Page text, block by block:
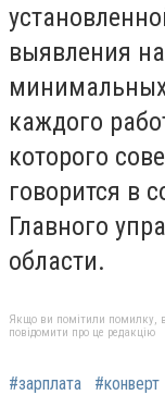
выявления
каждого
которого
говорится в
Главного
области.
Якщо ви помітили помилку,
повідомити про це редакцію
#зарплата #конверт